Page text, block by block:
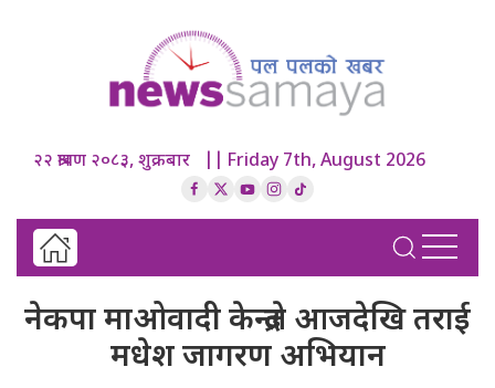
२२ श्रावण २०८३, शुक्रबार || Friday 7th, August 2026
नेकपा माओवादी केन्द्रले आजदेखि तराई
मधेश जागरण अभियान